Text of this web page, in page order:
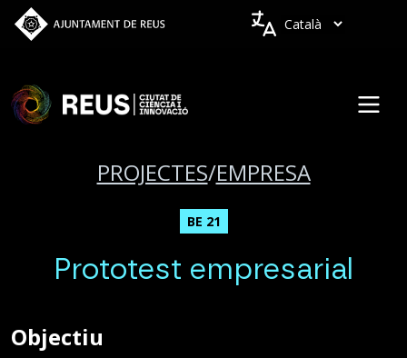
Vés al contingut
Idiomes
PROJECTES/EMPRESA
BE 21
Prototest empresarial
Objectiu